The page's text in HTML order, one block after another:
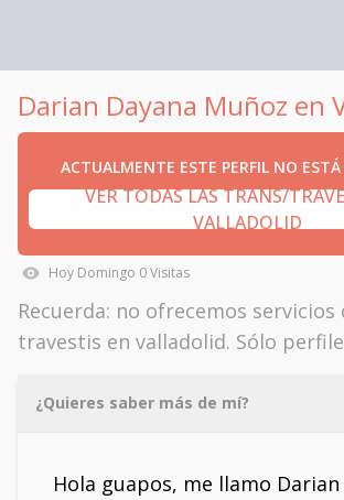
Darian Dayana Muñoz en
ACTUALMENTE ESTE PERFIL NO
VER TODAS LAS TRANS/
VALLADOLID
Hoy Domingo 0Visitas
Recuerda: no ofrecemos servicios
travestis en valladolid. Sólo
¿Quieres saber más de mí?
Hola guapos, me llamo Darian